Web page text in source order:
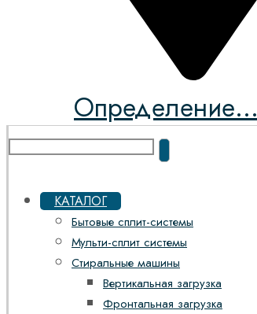
Определение...
КАТАЛОГ
Бытовые сплит-системы
Мульти-сплит системы
Стиральные машины
Вертикальная загрузка
Фронтальная загрузка